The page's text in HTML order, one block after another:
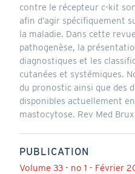
contre le récepteur c-kit
afin d’agir spécifiquement
la maladie. Dans cette
pathogenèse, la
diagnostiques et les
cutanées et systémiques.
du pronostic ainsi que des
disponibles actuellement
mastocytose. Rev Med Brux
PUBLICATION
Volume 33 - no 1 - Février